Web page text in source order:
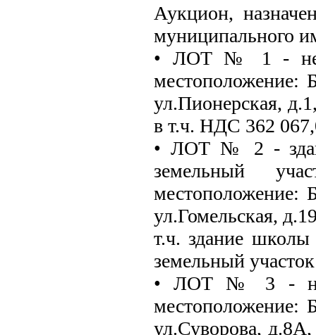
Аукцион,
муниципального
• ЛОТ № 1 -
местоположение:
ул.Пионерская,
в т.ч. НДС 362
• ЛОТ № 2 -
земельный
местоположение:
ул.Гомельская,
т.ч. здание
земельный
• ЛОТ № 3 -
местоположение:
ул.Суворова,